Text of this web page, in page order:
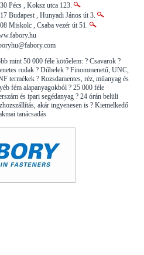
Pécs , Koksz utca 123.
Budapest , Hunyadi János út 3.
Miskolc , Csaba vezér út 51.
mint 50 000 féle kötőelem: ? Csavarok ?
rudak ? Dűbelek ? Finommenetű, UNC,
termékek ? Rozsdamentes, réz, műanyag és
fém alapanyagokból ? 25 000 féle
és ipari segédanyag ? 24 órán belüli
akár ingyenesen is ? Kiemelkedő
tanácsadás